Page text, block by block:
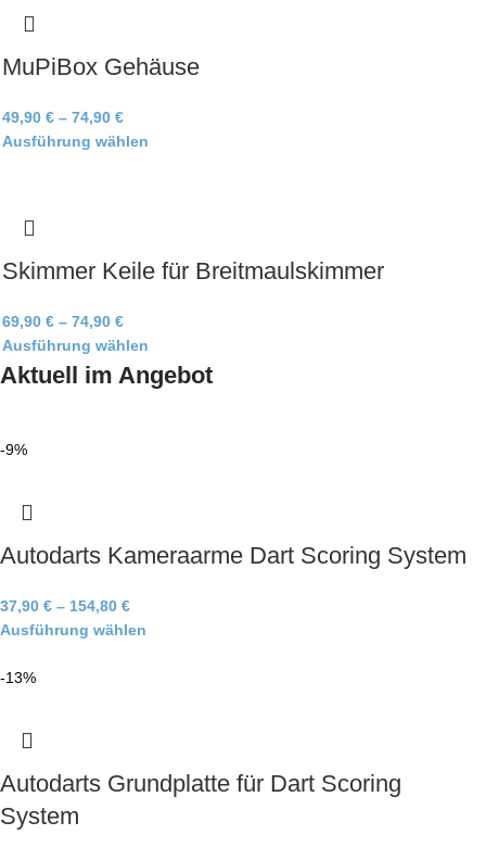
MuPiBox Gehäuse
49,90 € – 74,90 €
Ausführung wählen
Skimmer Keile für Breitmaulskimmer
69,90 € – 74,90 €
Ausführung wählen
Aktuell im Angebot
-9%
Autodarts Kameraarme Dart Scoring System
37,90 € – 154,80 €
Ausführung wählen
-13%
Autodarts Grundplatte für Dart Scoring
System